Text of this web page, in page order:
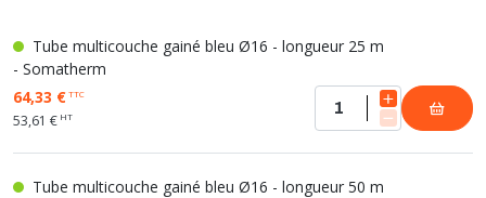
Tube multicouche gainé bleu Ø16 - longueur 25 m
- Somatherm
64,33 €TTC
53,61 € HT
Tube multicouche gainé bleu Ø16 - longueur 50 m